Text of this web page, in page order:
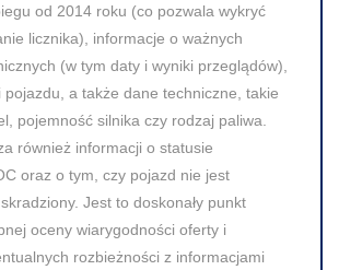
od 2014 roku (co pozwala wykryć
licznika), informacje o ważnych
(w tym daty i wyniki przeglądów),
pojazdu, a także dane techniczne, takie
pojemność silnika czy rodzaj paliwa.
również informacji o statusie
oraz o tym, czy pojazd nie jest
Jest to doskonały punkt
oceny wiarygodności oferty i
rozbieżności z informacjami